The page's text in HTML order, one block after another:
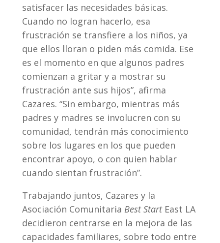
satisfacer las necesidades básicas.
Cuando no logran hacerlo, esa
frustración se transfiere a los niños, ya
que ellos lloran o piden más comida. Ese
es el momento en que algunos padres
comienzan a gritar y a mostrar su
frustración ante sus hijos”, afirma
Cazares. “Sin embargo, mientras más
padres y madres se involucren con su
comunidad, tendrán más conocimiento
sobre los lugares en los que pueden
encontrar apoyo, o con quien hablar
cuando sientan frustración”.
Trabajando juntos, Cazares y la
Asociación Comunitaria Best StartEast LA
decidieron centrarse en la mejora de las
capacidades familiares, sobre todo entre